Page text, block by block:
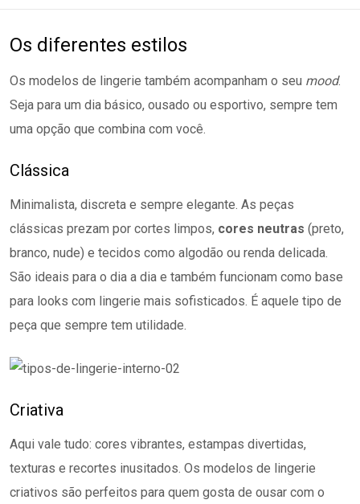
Os diferentes estilos
Os modelos de lingerie também acompanham o seu mood.
Seja para um dia básico, ousado ou esportivo, sempre tem
uma opção que combina com você.
Clássica
Minimalista, discreta e sempre elegante. As peças
clássicas prezam por cortes limpos, cores neutras (preto,
branco, nude) e tecidos como algodão ou renda delicada.
São ideais para o dia a dia e também funcionam como base
para looks com lingerie mais sofisticados. É aquele tipo de
peça que sempre tem utilidade.
Criativa
Aqui vale tudo: cores vibrantes, estampas divertidas,
texturas e recortes inusitados. Os modelos de lingerie
criativos são perfeitos para quem gosta de ousar com o